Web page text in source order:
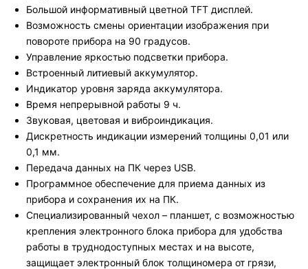
Большой информативный цветной TFT дисплей.
Возможность смены ориентации изображения при
повороте прибора на 90 градусов.
Управление яркостью подсветки прибора.
Встроенный литиевый аккумулятор.
Индикатор уровня заряда аккумулятора.
Время непрерывной работы 9 ч.
Звуковая, цветовая и виброиндикация.
Дискретность индикации измерений толщины 0,01 или
0,1 мм.
Передача данных на ПК через USB.
Программное обеспечение для приема данных из
прибора и сохранения их на ПК.
Специализированный чехол – планшет, с возможностью
крепления электронного блока прибора для удобства
работы в труднодоступных местах и на высоте,
защищает электронный блок толщиномера от грязи,